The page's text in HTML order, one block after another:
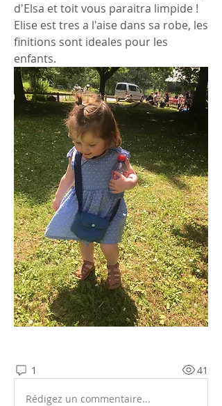
d'Elsa et toit vous paraitra limpide !
Elise est tres a l'aise dans sa robe, les
finitions sont ideales pour les
enfants.
1 41
Rédigez un commentaire...